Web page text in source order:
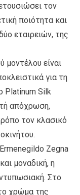
τον
ποιότητα και
εταιρειών, της
μοντέλου είναι
για τη
Platinum Silk
απόχρωση,
τον κλασικό
Zegna
μοναδική, η
Στο
χρώμα της